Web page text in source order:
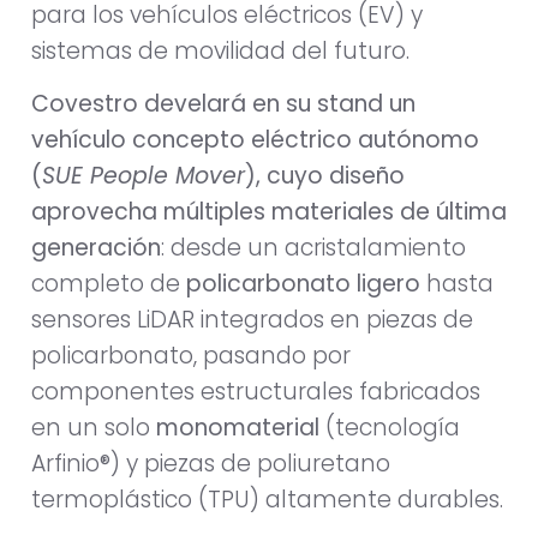
para los vehículos eléctricos (EV) y
sistemas de movilidad del futuro.
Covestro develará en su stand un
vehículo concepto eléctrico autónomo
(SUE People Mover), cuyo diseño
aprovecha múltiples materiales de última
generación: desde un acristalamiento
completo de policarbonato ligero hasta
sensores LiDAR integrados en piezas de
policarbonato, pasando por
componentes estructurales fabricados
en un solo monomaterial (tecnología
Arfinio®) y piezas de poliuretano
termoplástico (TPU) altamente durables.